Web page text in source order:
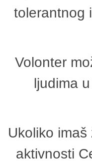
tolerantnog
Volonter
ljudima
Ukoliko
aktivnosti